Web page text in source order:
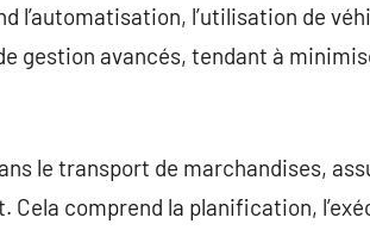
l’automatisation, l’utilisation de
gestion avancés, tendant à
le transport de marchandises,
Cela comprend la planification,